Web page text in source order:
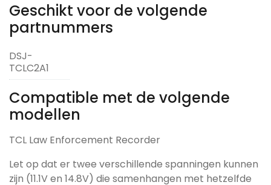
Geschikt voor de volgende
partnummers
DSJ-
TCLC2A1
Compatible met de volgende
modellen
TCL Law Enforcement Recorder
Let op dat er twee verschillende spanningen kunnen
zijn (11.1V en 14.8V) die samenhangen met hetzelfde